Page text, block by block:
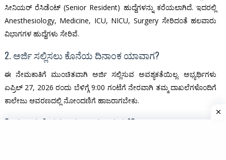
ಸೀನಿಯರ್ ರೆಸಿಡೆಂಟ್ (Senior Resident) ಹುದ್ದೆಗಳನ್ನು ಕರೆಯಲಾಗಿದೆ. ಇದರಲ್ಲಿ
Anesthesiology, Medicine, ICU, NICU, Surgery ಸೇರಿದಂತೆ ಹಲವಾರು
ವಿಭಾಗಗಳ ಹುದ್ದೆಗಳು ಸೇರಿವೆ.
2. ಅರ್ಜಿ ಸಲ್ಲಿಸಲು ಕೊನೆಯ ದಿನಾಂಕ ಯಾವಾಗ?
ಈ ನೇಮಕಾತಿಗೆ ಮುಂಚಿತವಾಗಿ ಅರ್ಜಿ ಸಲ್ಲಿಸುವ ಅವಶ್ಯಕತೆಯಿಲ್ಲ. ಅಭ್ಯರ್ಥಿಗಳು
ಏಪ್ರಿಲ್ 27, 2026 ರಂದು ಬೆಳಿಗ್ಗೆ 9:00 ಗಂಟೆಗೆ ನೇರವಾಗಿ ತಮ್ಮ ದಾಖಲೆಗಳೊಂದಿಗೆ
ಕಾಲೇಜು ಆವರಣದಲ್ಲಿ ನೋಂದಣಿಗೆ ಹಾಜರಾಗಬೇಕು.
3. ಮಾಸಿಕ ವೇತನ ಎಷ್ಟು ನೀಡಲಾಗುತ್ತದೆ?